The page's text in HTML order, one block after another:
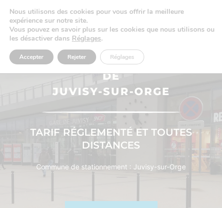
STATION DE TAXI À LA GARE
DE
JUVISY-SUR-ORGE
TARIF RÉGLEMENTÉ ET TOUTES
DISTANCES
Commune de stationnement : Juvisy-sur-Orge
Nous utilisons des cookies pour vous offrir la meilleure
expérience sur notre site.
Vous pouvez en savoir plus sur les cookies que nous utilisons ou
les désactiver dans Réglages.
Accepter Rejeter Réglages